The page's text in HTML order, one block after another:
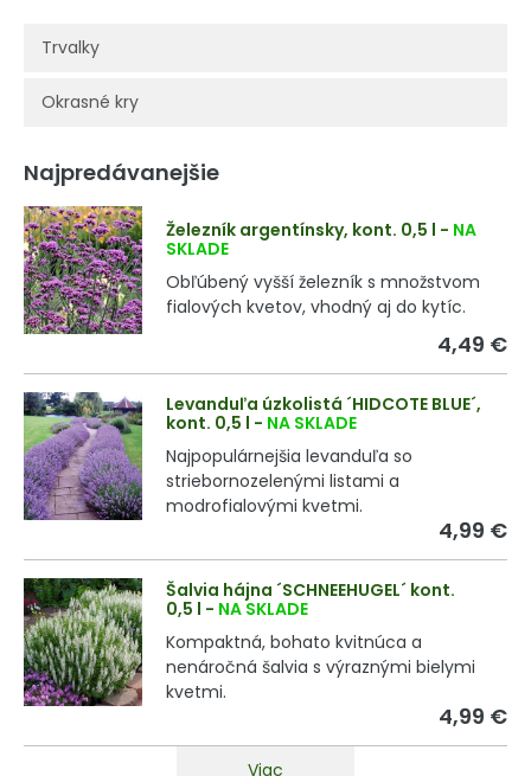
Trvalky
Okrasné kry
Najpredávanejšie
Železník argentínsky, kont. 0,5 l - NA
SKLADE
Obľúbený vyšší železník s množstvom
fialových kvetov, vhodný aj do kytíc.
4,49 €
Levanduľa úzkolistá ´HIDCOTE BLUE´,
kont. 0,5 l - NA SKLADE
Najpopulárnejšia levanduľa so
striebornozelenými listami a
modrofialovými kvetmi.
4,99 €
Šalvia hájna ´SCHNEEHUGEL´ kont.
0,5 l - NA SKLADE
Kompaktná, bohato kvitnúca a
nenáročná šalvia s výraznými bielymi
kvetmi.
4,99 €
Viac